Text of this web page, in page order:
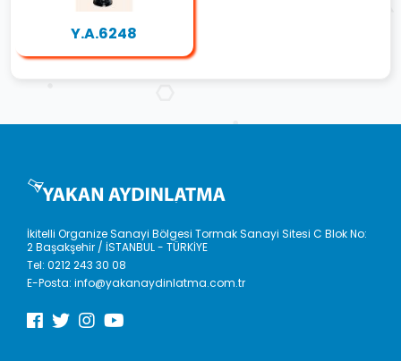
Y.A.6248
İkitelli Organize Sanayi Bölgesi Tormak Sanayi Sitesi C Blok No:
2 Başakşehir / İSTANBUL - TÜRKİYE
Tel:0212 243 30 08
E-Posta:info@yakanaydinlatma.com.tr